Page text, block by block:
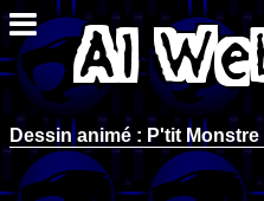
Dessin animé : P'tit Monstre